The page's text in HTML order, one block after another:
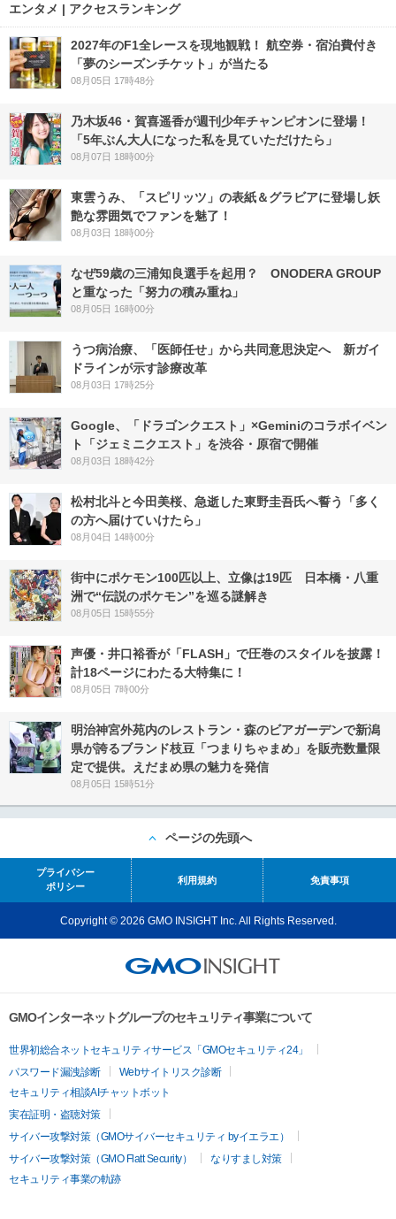
エンタメ | アクセスランキング
2027年のF1全レースを現地観戦！ 航空券・宿泊費付き
「夢のシーズンチケット」が当たる
08月05日 17時48分
乃木坂46・賀喜遥香が週刊少年チャンピオンに登場！
「5年ぶん大人になった私を見ていただけたら」
08月07日 18時00分
東雲うみ、「スピリッツ」の表紙＆グラビアに登場し妖
艶な雰囲気でファンを魅了！
08月03日 18時00分
なぜ59歳の三浦知良選手を起用？ ONODERA GROUP
と重なった「努力の積み重ね」
08月05日 16時00分
うつ病治療、「医師任せ」から共同意思決定へ 新ガイ
ドラインが示す診療改革
08月03日 17時25分
Google、「ドラゴンクエスト」×Geminiのコラボイベン
ト「ジェミニクエスト」を渋谷・原宿で開催
08月03日 18時42分
松村北斗と今田美桜、急逝した東野圭吾氏へ誓う「多く
の方へ届けていけたら」
08月04日 14時00分
街中にポケモン100匹以上、立像は19匹 日本橋・八重
洲で“伝説のポケモン”を巡る謎解き
08月05日 15時55分
声優・井口裕香が「FLASH」で圧巻のスタイルを披露！
計18ページにわたる大特集に！
08月05日 7時00分
明治神宮外苑内のレストラン・森のビアガーデンで新潟
県が誇るブランド枝豆「つまりちゃまめ」を販売数量限
定で提供。えだまめ県の魅力を発信
08月05日 15時51分
ページの先頭へ
プライバシー
ポリシー
利用規約 免責事項
Copyright © 2026 GMO INSIGHT Inc. All Rights Reserved.
GMOインターネットグループのセキュリティ事業について
世界初総合ネットセキュリティサービス「GMOセキュリティ24」
パスワード漏洩診断
Webサイトリスク診断
セキュリティ相談AIチャットボット
実在証明・盗聴対策
サイバー攻撃対策（GMOサイバーセキュリティ byイエラエ）
サイバー攻撃対策（GMO Flatt Security）
なりすまし対策
セキュリティ事業の軌跡